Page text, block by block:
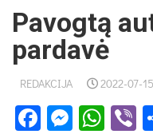
Pavogtą
pardavė
REDAKCIJA 2022-07-15
Facebook